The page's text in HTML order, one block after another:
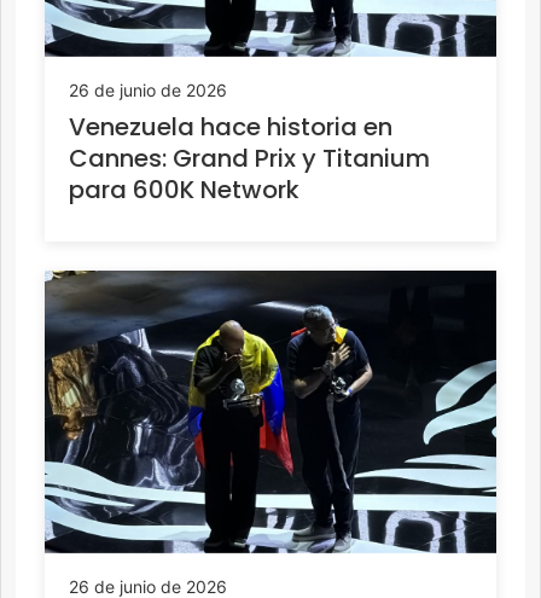
26 de junio de 2026
Venezuela hace historia en
Cannes: Grand Prix y Titanium
para 600K Network
26 de junio de 2026